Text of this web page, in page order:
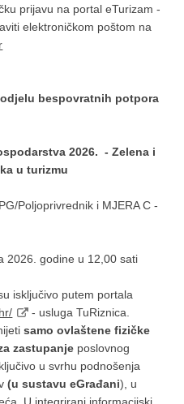
prijavu na portal eTurizam -
elektroničkom poštom na
bespovratnih potpora
2026. - Zelena i
u turizmu
Poljoprivrednik i MJERA C -
2026. godine u 12,00 sati
isključivo putem portala
- usluga TuRiznica.
samo ovlaštene fizičke
zastupanje poslovnog
u svrhu podnošenja
(u sustavu eGrađani), u